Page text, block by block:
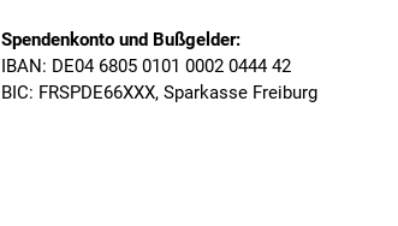
Spendenkonto und Bußgelder:
IBAN: DE04 6805 0101 0002 0444 42
BIC: FRSPDE66XXX, Sparkasse Freiburg